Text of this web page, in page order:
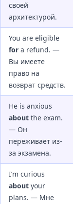
своей
архитектурой.
You are eligible
for a refund. —
Вы имеете
право на
возврат средств.
He is anxious
about the exam.
— Он
переживает из-
за экзамена.
I’m curious
about your
plans. — Мне